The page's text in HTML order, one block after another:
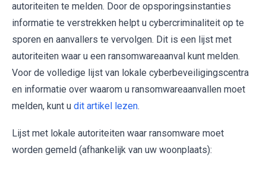
autoriteiten te melden. Door de opsporingsinstanties
informatie te verstrekken helpt u cybercriminaliteit op te
sporen en aanvallers te vervolgen. Dit is een lijst met
autoriteiten waar u een ransomwareaanval kunt melden.
Voor de volledige lijst van lokale cyberbeveiligingscentra
en informatie over waarom u ransomwareaanvallen moet
melden, kunt u dit artikel lezen.
Lijst met lokale autoriteiten waar ransomware moet
worden gemeld (afhankelijk van uw woonplaats):